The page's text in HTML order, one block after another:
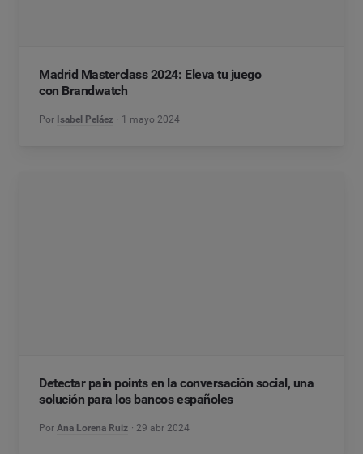
Madrid Masterclass 2024: Eleva tu juego
con Brandwatch
Por Isabel Peláez 1 mayo 2024
Detectar pain points en la conversación social, una
solución para los bancos españoles
Por Ana Lorena Ruiz 29 abr 2024